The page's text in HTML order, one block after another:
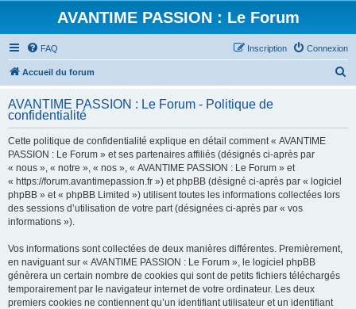
AVANTIME PASSION : Le Forum
FAQ Connexion
Inscription
Accueil du forum
h
AVANTIME PASSION : Le Forum - Politique de
confidentialité
Cette politique de confidentialité explique en détail comment « AVANTIME
PASSION : Le Forum » et ses partenaires affiliés (désignés ci-après par
« nous », « notre », « nos », « AVANTIME PASSION : Le Forum » et
« https://forum.avantimepassion.fr ») et phpBB (désigné ci-après par « logiciel
phpBB » et « phpBB Limited ») utilisent toutes les informations collectées lors
des sessions d’utilisation de votre part (désignées ci-après par « vos
informations »).
Vos informations sont collectées de deux manières différentes. Premièrement,
en naviguant sur « AVANTIME PASSION : Le Forum », le logiciel phpBB
génèrera un certain nombre de cookies qui sont de petits fichiers téléchargés
temporairement par le navigateur internet de votre ordinateur. Les deux
premiers cookies ne contiennent qu’un identifiant utilisateur et un identifiant